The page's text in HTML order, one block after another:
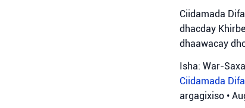
Ciidamada
dhacday
dhaawacay
Isha: War-
Ciidamada
argagixiso •